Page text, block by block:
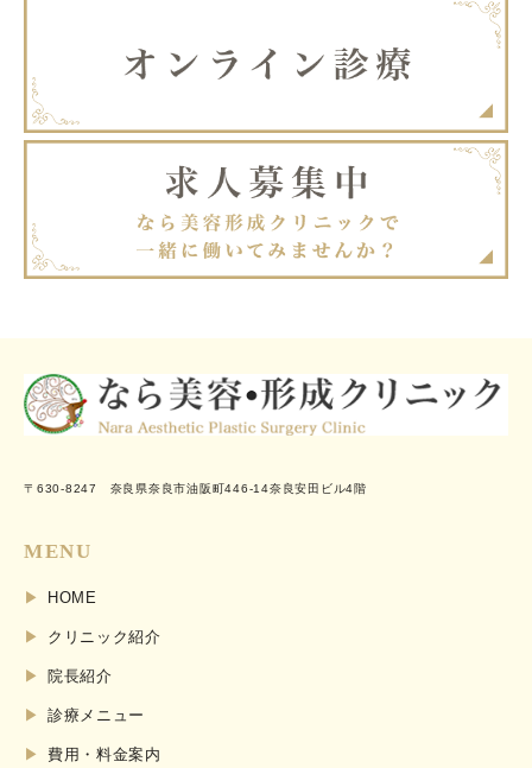
〒630-8247 奈良県奈良市油阪町446-14奈良安田ビル4階
MENU
HOME
クリニック紹介
院長紹介
診療メニュー
費用・料金案内